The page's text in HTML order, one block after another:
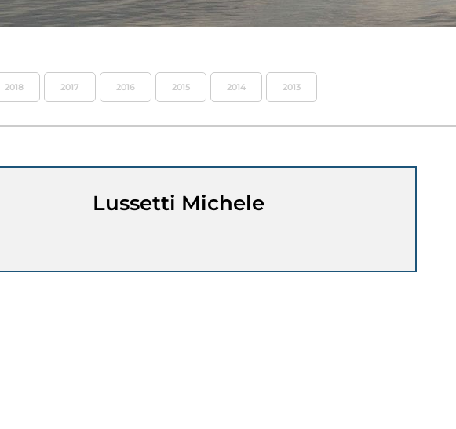
2018 2017 2016 2015 2014 2013
Lussetti Michele